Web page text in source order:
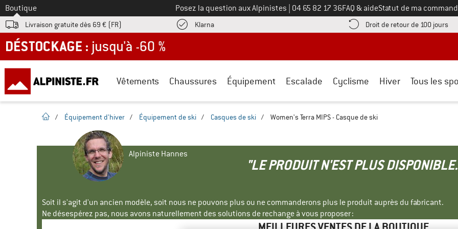
Vers le
Boutique Posez la question aux Alpinistes Appelez-nous au
04 65 82 17 36FAQ & aideStatut de ma
Livraison gratuite dès 69 € (FR) KlarnaTrouve les informations de paiement ici ! Ouvre une boîte d'information
Droit de retour de 100 jours
DÉSTOCKAGE : jusqu'à -60 %
Vêtements Chaussures Équipement Escalade Cyclisme Hiver Tous les
Page d'accueil
/ Équipement d'hiver / Équipement de ski / Casques de ski / Women's Terra MIPS - Casque de ski
Alpiniste Hannes
"LE PRODUIT N'EST PLUS
Soit il s'agit d'un ancien modèle, soit nous ne pouvons plus ou ne commanderons plus le produit auprès du fabricant.
Ne désespérez pas, nous avons naturellement des solutions de rechange à vous proposer :